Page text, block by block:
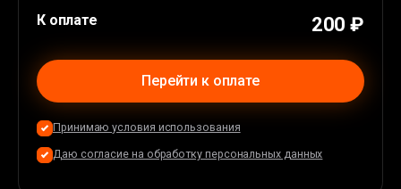
К оплате 200 ₽
Перейти к оплате
Принимаю условия использования
Даю согласие на обработку персональных данных